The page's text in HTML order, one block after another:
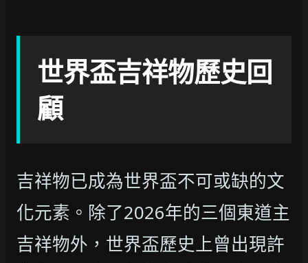
世界盃吉祥物歷史回
顧
吉祥物已成為世界盃不可或缺的文
化元素。除了2026年的三個東道主
吉祥物外，世界盃歷史上曾出現許